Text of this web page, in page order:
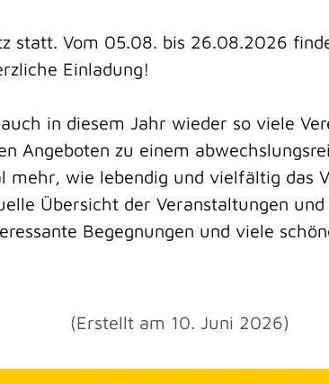
Vom 05.08. bis 26.08.2026
Einladung!
in diesem Jahr wieder so viele
Angeboten zu einem
mehr, wie lebendig und vielfältig das
Übersicht der Veranstaltungen
Begegnungen und viele
(Erstellt am 10. Juni 2026)